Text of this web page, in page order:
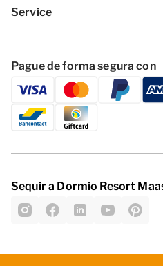
Service
Pague de forma segura con
Sequir a Dormio Resort